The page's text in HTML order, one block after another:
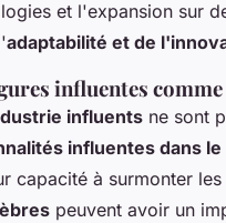
et l'expansion sur
adaptabilité et de
influentes
influents ne sont
influentes dans
capacité à surmonter
peuvent avoir un